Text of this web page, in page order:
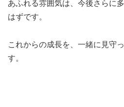
あふれる雰囲気は、今後さらに
はずです。
これからの成長を、一緒に見守
す。